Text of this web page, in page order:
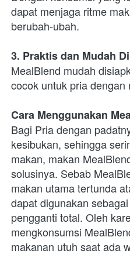
dapat menjaga ritme
berubah-ubah.
3. Praktis dan Mudah
MealBlend mudah
cocok untuk pria dengan
Cara Menggunakan
Bagi Pria dengan
kesibukan, sehingga
makan, makan
solusinya. Sebab
makan utama tertunda
dapat digunakan
pengganti total. Oleh
mengkonsumsi
makanan utuh saat ada